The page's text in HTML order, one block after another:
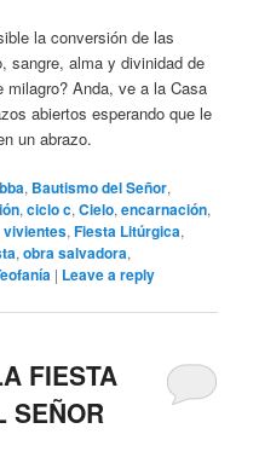
la conversión de las
sangre, alma y divinidad de
Anda, ve a la Casa
abiertos esperando que le
un abrazo.
, Bautismo del Señor,
,ciclo c,Cielo,encarnación,
vivientes,Fiesta Litúrgica,
,obra salvadora,
| Leave a reply
FIESTA
SEÑOR